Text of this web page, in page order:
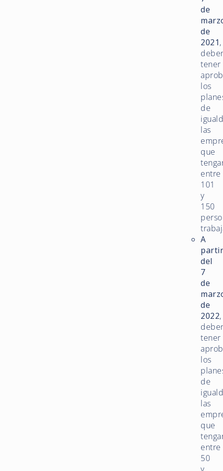
de
de
2021,
tener
los
de
las
que
entre
101
y
150
A
del
7
de
de
2022,
tener
los
de
las
que
entre
50